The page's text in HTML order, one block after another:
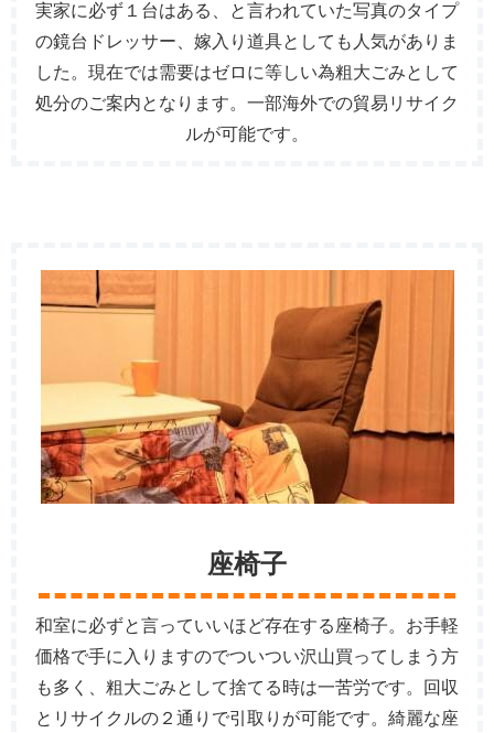
実家に必ず１台はある、と言われていた写真のタイプ
の鏡台ドレッサー、嫁入り道具としても人気がありま
した。現在では需要はゼロに等しい為粗大ごみとして
処分のご案内となります。一部海外での貿易リサイク
ルが可能です。
座椅子
和室に必ずと言っていいほど存在する座椅子。お手軽
価格で手に入りますのでついつい沢山買ってしまう方
も多く、粗大ごみとして捨てる時は一苦労です。回収
とリサイクルの２通りで引取りが可能です。綺麗な座